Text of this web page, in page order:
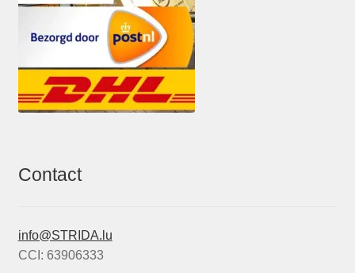
Contact
info@STRIDA.lu
CCI: 63906333